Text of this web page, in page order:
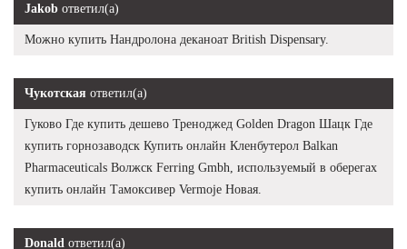
Jakob ответил(а)
Можно купить Нандролона деканоат British Dispensary.
Чукотская ответил(а)
Гуково Где купить дешево Треноджед Golden Dragon Шацк Где
купить горнозаводск Купить онлайн Кленбутерол Balkan
Pharmaceuticals Волжск Ferring Gmbh, используемый в оберегах
купить онлайн Тамоксивер Vermoje Новая.
Donald ответил(а)